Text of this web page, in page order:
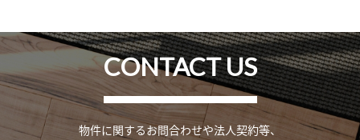
CONTACT US
物件に関するお問合わせや法人契約等、